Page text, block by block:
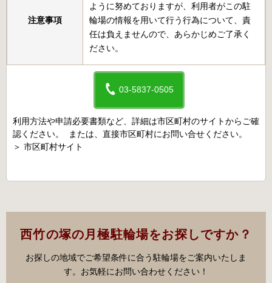
注意事項
ように努めておりますが、利用者がこの駐
輪場の情報を用いて行う行為について、責
任は負えませんので、あらかじめご了承く
ださい。
03-5837-0505
利用方法や申請必要書類など、詳細は市区町村のサイトからご確
認ください。 または、直接市区町村にお問い合せください。
＞ 市区町村サイト
西竹の塚の月極駐輪場をお探しですか？
お探しの地域でご希望条件に合う駐輪場をご案内いたしま
す。お気軽にお問い合わせください！